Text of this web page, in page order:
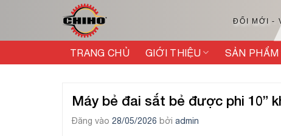
ĐỔI MỚI -
TRANG CHỦ GIỚI THIỆU SẢN PHẨM
Máy bẻ đai sắt bẻ được phi 10”
Đăng vào 28/05/2026 bởi admin